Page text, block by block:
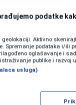
osvojio
zahvaljujući
ni ta pobjeda
na
podatke
geolokaciji. Aktivno
Spremanje podataka i/ili
oglašavanje i
publike i razvoj
usluga)